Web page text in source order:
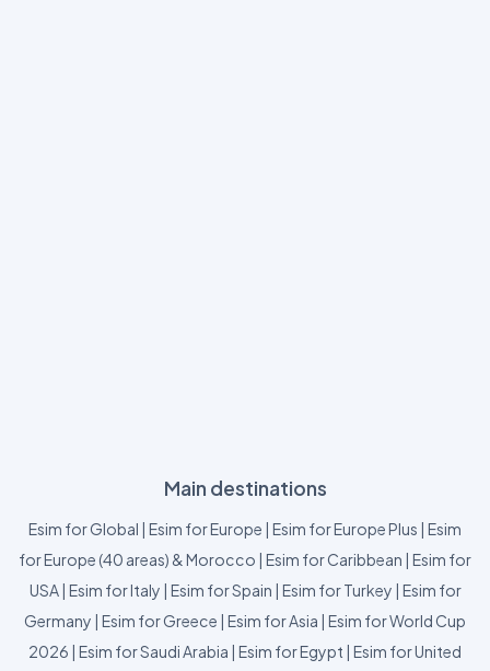
Main destinations
Esim for Global | Esim for Europe | Esim for Europe Plus | Esim
for Europe (40 areas) & Morocco | Esim for Caribbean | Esim for
USA| Esim for Italy | Esim for Spain | Esim for Turkey | Esim for
Germany | Esim for Greece | Esim for Asia | Esim for World Cup
2026 | Esim for Saudi Arabia | Esim for Egypt | Esim for United